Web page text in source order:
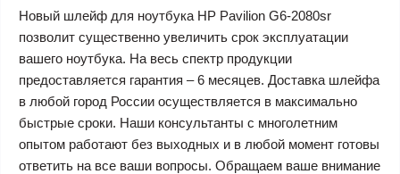
Новый шлейф для ноутбука HP Pavilion G6-2080sr
позволит существенно увеличить срок эксплуатации
вашего ноутбука. На весь спектр продукции
предоставляется гарантия – 6 месяцев. Доставка шлейфа
в любой город России осуществляется в максимально
быстрые сроки. Наши консультанты с многолетним
опытом работают без выходных и в любой момент готовы
ответить на все ваши вопросы. Обращаем ваше внимание